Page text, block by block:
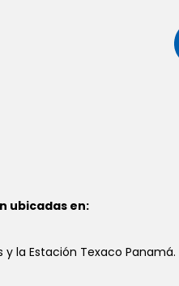
ubicadas en:
y la Estación Texaco